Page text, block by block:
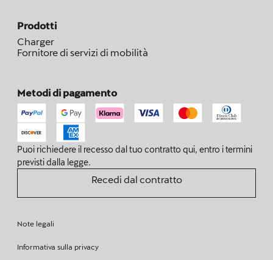
Prodotti
Charger
Fornitore di servizi di mobilità
Metodi di pagamento
Puoi richiedere il recesso dal tuo contratto qui, entro i termini
previsti dalla legge.
Recedi dal contratto
Note legali
Informativa sulla privacy